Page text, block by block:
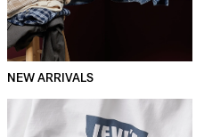
NEW ARRIVALS